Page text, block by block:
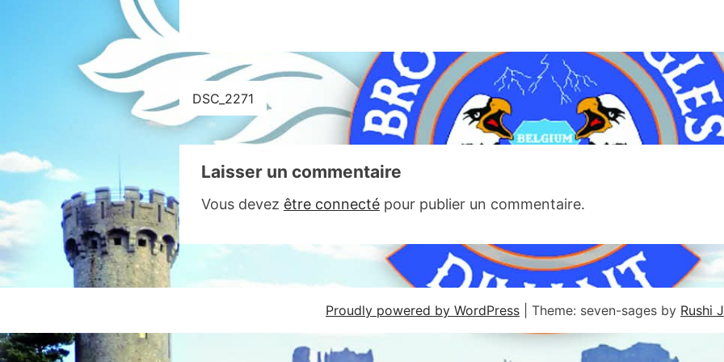
Navigation
de
l’article
DSC_2271
Laisser un commentaire
Vous devez être connecté pour publier un commentaire.
Proudly powered by WordPress Theme: seven-sages by Rushi